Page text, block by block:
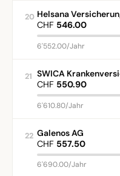
20 Helsana
CHF 546.00
6'552.00/Jahr
21 SWICA
CHF 550.90
6'610.80/Jahr
22 Galenos AG
CHF 557.50
6'690.00/Jahr